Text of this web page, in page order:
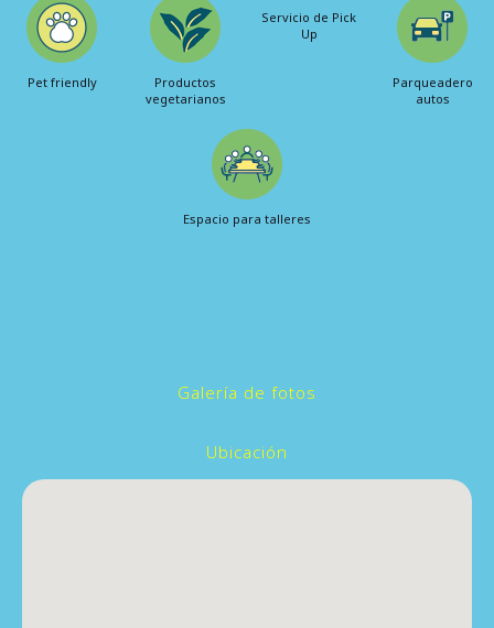
Pet friendly
Productos
vegetarianos
Servicio de Pick
Up
Parqueadero
autos
Espacio para talleres
Galería de fotos
Ubicación